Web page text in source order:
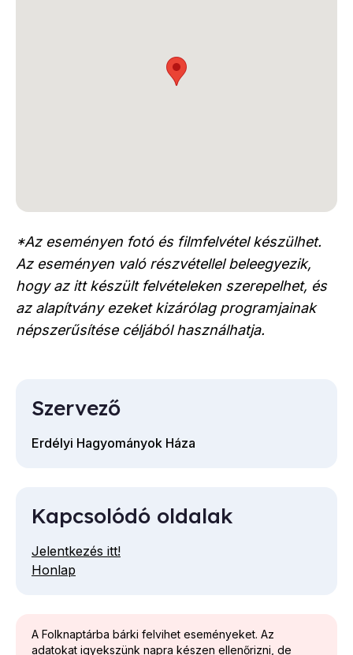
*Az eseményen fotó és filmfelvétel készülhet.
Az eseményen való részvétellel beleegyezik,
hogy az itt készült felvételeken szerepelhet, és
az alapítvány ezeket kizárólag programjainak
népszerűsítése céljából használhatja.
A Folknaptárba bárki felvihet eseményeket. Az
adatokat igyekszünk napra készen ellenőrizni, de
Szervező
Erdélyi Hagyományok Háza
Kapcsolódó oldalak
Jelentkezés itt!
Honlap